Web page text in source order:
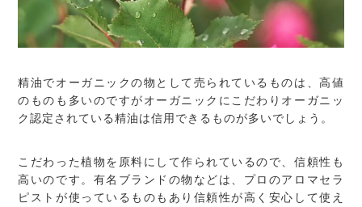
精油でオーガニックの物として売られているものは、高値
のものも多いのですがオーガニックにこだわりオーガニッ
ク認定されている精油は信用できるものが多いでしょう。
こだわった植物を原料にして作られているので、信頼性も
高いのです。有名ブランドの物などは、プロのアロマセラ
ピストが使っているものもあり信頼性が高く安心して使え